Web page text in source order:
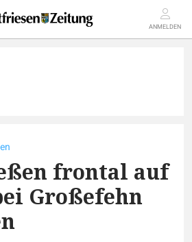
ANMELDEN
frontal auf
Großefehn